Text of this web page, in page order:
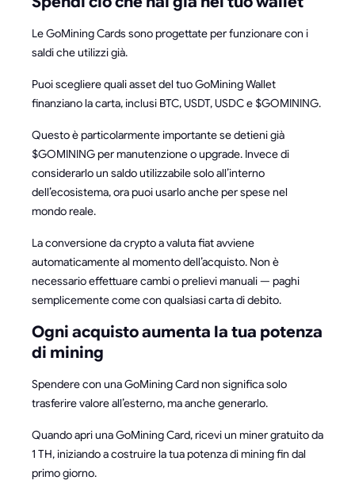
Le GoMining Cards sono progettate per funzionare con i
saldi che utilizzi già.
Puoi scegliere quali asset del tuo GoMining Wallet
finanziano la carta, inclusi BTC, USDT, USDC e $GOMINING.
Questo è particolarmente importante se detieni già
$GOMINING per manutenzione o upgrade. Invece di
considerarlo un saldo utilizzabile solo all’interno
dell’ecosistema, ora puoi usarlo anche per spese nel
mondo reale.
La conversione da crypto a valuta fiat avviene
automaticamente al momento dell’acquisto. Non è
necessario effettuare cambi o prelievi manuali — paghi
semplicemente come con qualsiasi carta di debito.
Ogni acquisto aumenta la tua potenza
di mining
Spendere con una GoMining Card non significa solo
trasferire valore all’esterno, ma anche generarlo.
Quando apri una GoMining Card, ricevi un miner gratuito da
1 TH, iniziando a costruire la tua potenza di mining fin dal
primo giorno.